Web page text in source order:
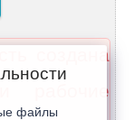
создана
рабочие
файлы